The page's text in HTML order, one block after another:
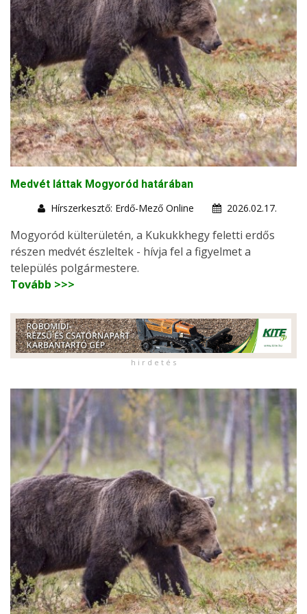
Medvét láttak Mogyoród határában
Hírszerkesztő: Erdő-Mező Online
2026.02.17.
Mogyoród külterületén, a Kukukkhegy feletti erdős
részen medvét észleltek - hívja fel a figyelmet a
település polgármestere.
Tovább >>>
h i r d e t é s